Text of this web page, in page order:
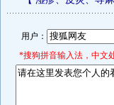
用户：
*搜狗拼音输入法，中文